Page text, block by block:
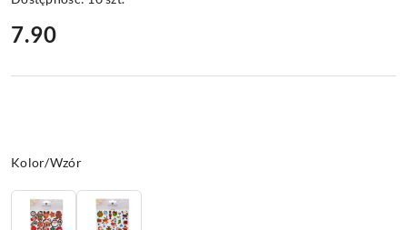
cena:
7.90
Wariant
Kolor/Wzór